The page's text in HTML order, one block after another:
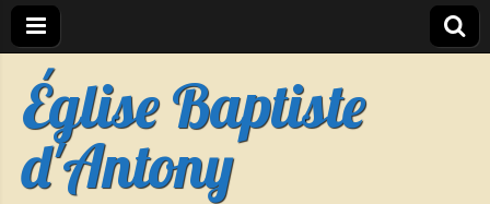
Église Baptiste
d'Antony